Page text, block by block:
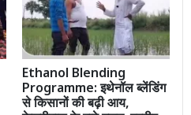
Ethanol Blending
Programme: इथेनॉल ब्लेंडिंग
से किसानों की बढ़ी आय,